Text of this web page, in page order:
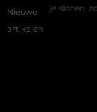
Nieuwe
artikelen
zo zit het echt